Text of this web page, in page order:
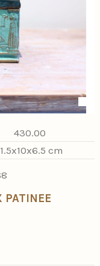
430.00
cm
PATINEE